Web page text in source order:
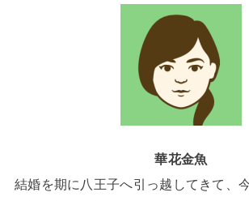
華花金魚
結婚を期に八王子へ引っ越してきて、